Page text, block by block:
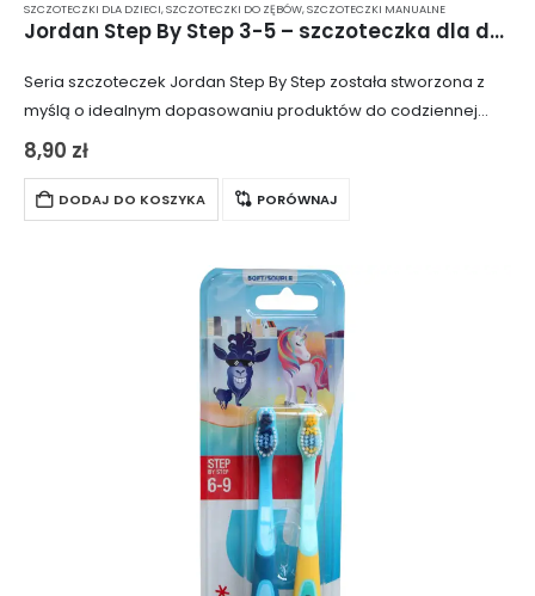
SZCZOTECZKI DLA DZIECI,SZCZOTECZKI DO ZĘBÓW,SZCZOTECZKI MANUALNE
Jordan Step By Step 3-5 – szczoteczka dla dzieci w wieku od 3 do 5 lat
Seria szczoteczek Jordan Step By Step została stworzona z
myślą o idealnym dopasowaniu produktów do codziennej
pielęgnacji jamy ustnej dzieci w różnych grupach wiekowych.
Szczoteczka Jordan Step by Step 3-5…
8,90 zł
DODAJ DO KOSZYKA PORÓWNAJ